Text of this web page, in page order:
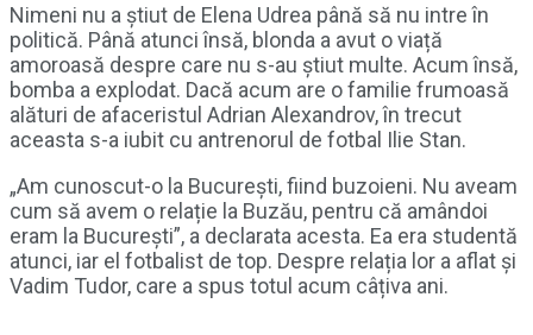
Nimeni nu a știut de Elena Udrea până să nu intre în
politică. Până atunci însă, blonda a avut o viață
amoroasă despre care nu s-au știut multe. Acum însă,
bomba a explodat. Dacă acum are o familie frumoasă
alături de afaceristul Adrian Alexandrov, în trecut
aceasta s-a iubit cu antrenorul de fotbal Ilie Stan.
„Am cunoscut-o la București, fiind buzoieni. Nu aveam
cum să avem o relație la Buzău, pentru că amândoi
eram la București”, a declarata acesta. Ea era studentă
atunci, iar el fotbalist de top. Despre relația lor a aflat și
Vadim Tudor, care a spus totul acum câțiva ani.